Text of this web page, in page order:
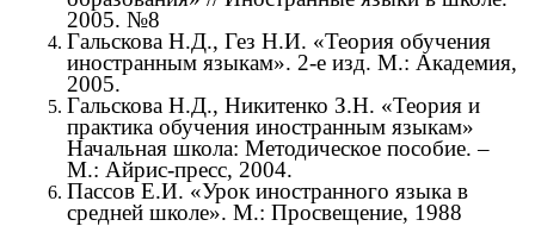
2005. №8
Гальскова Н.Д., Гез Н.И. «Теория обучения
иностранным языкам». 2-е изд. М.: Академия,
2005.
Гальскова Н.Д., Никитенко З.Н. «Теория и
практика обучения иностранным языкам»
Начальная школа: Методическое пособие. –
М.: Айрис-пресс, 2004.
Пассов Е.И. «Урок иностранного языка в
средней школе». М.: Просвещение, 1988